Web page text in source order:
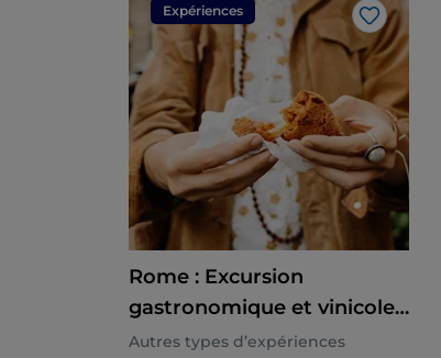
Expériences
J’aime
Rome : Excursion
gastronomique et vinicole
au coucher du soleil
Autres types d’expériences